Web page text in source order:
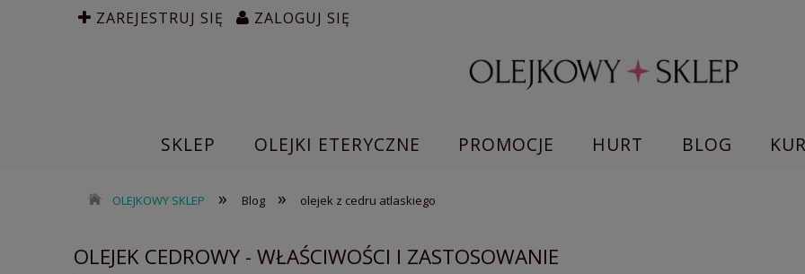
ZAREJESTRUJ SIĘ ZALOGUJ SIĘ
SKLEP OLEJKI ETERYCZNE PROMOCJE HURT BLOG
OLEJKOWY SKLEP » Blog » olejek z cedru atlaskiego
OLEJEK CEDROWY - WŁAŚCIWOŚCI I ZASTOSOWANIE